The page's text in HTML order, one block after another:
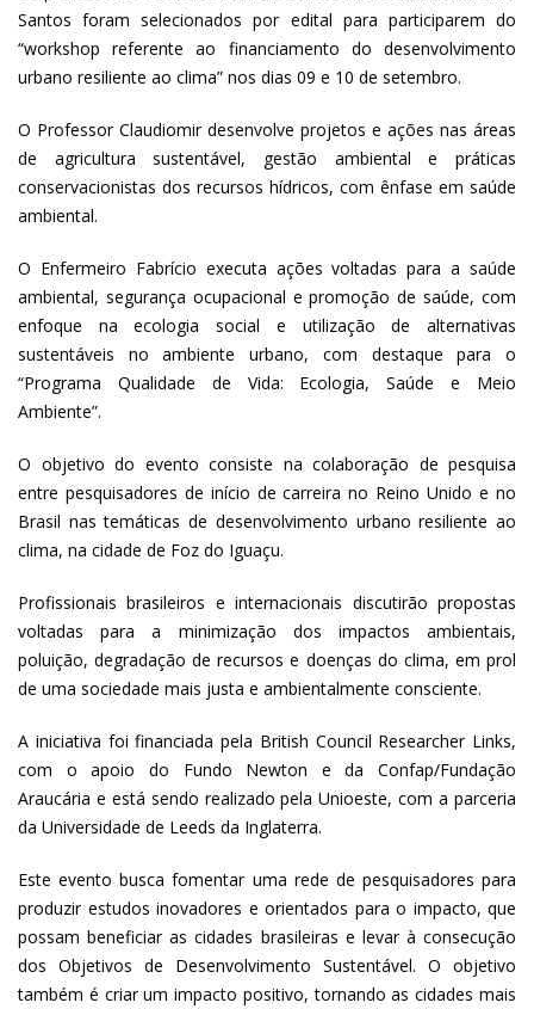
Santos foram selecionados por edital para participarem do
“workshop referente ao financiamento do desenvolvimento
urbano resiliente ao clima” nos dias 09 e 10 de setembro.
O Professor Claudiomir desenvolve projetos e ações nas áreas
de agricultura sustentável, gestão ambiental e práticas
conservacionistas dos recursos hídricos, com ênfase em saúde
ambiental.
O Enfermeiro Fabrício executa ações voltadas para a saúde
ambiental, segurança ocupacional e promoção de saúde, com
enfoque na ecologia social e utilização de alternativas
sustentáveis no ambiente urbano, com destaque para o
“Programa Qualidade de Vida: Ecologia, Saúde e Meio
Ambiente”.
O objetivo do evento consiste na colaboração de pesquisa
entre pesquisadores de início de carreira no Reino Unido e no
Brasil nas temáticas de desenvolvimento urbano resiliente ao
clima, na cidade de Foz do Iguaçu.
Profissionais brasileiros e internacionais discutirão propostas
voltadas para a minimização dos impactos ambientais,
poluição, degradação de recursos e doenças do clima, em prol
de uma sociedade mais justa e ambientalmente consciente.
A iniciativa foi financiada pela British Council Researcher Links,
com o apoio do Fundo Newton e da Confap/Fundação
Araucária e está sendo realizado pela Unioeste, com a parceria
da Universidade de Leeds da Inglaterra.
Este evento busca fomentar uma rede de pesquisadores para
produzir estudos inovadores e orientados para o impacto, que
possam beneficiar as cidades brasileiras e levar à consecução
dos Objetivos de Desenvolvimento Sustentável. O objetivo
também é criar um impacto positivo, tornando as cidades mais